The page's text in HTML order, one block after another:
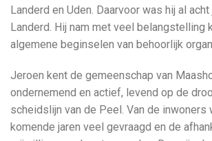
Landerd en Uden. Daarvoor was hij al
Landerd. Hij nam met veel belangstelling
algemene beginselen van behoorlijk
Jeroen kent de gemeenschap van
ondernemend en actief, levend op de
scheidslijn van de Peel. Van de inwoners
komende jaren veel gevraagd en de